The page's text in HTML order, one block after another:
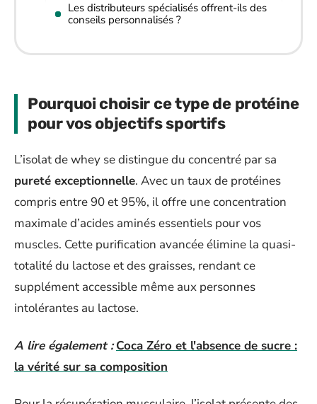
Les distributeurs spécialisés offrent-ils des
conseils personnalisés ?
Pourquoi choisir ce type de protéine
pour vos objectifs sportifs
L’isolat de whey se distingue du concentré par sa
pureté exceptionnelle. Avec un taux de protéines
compris entre 90 et 95%, il offre une concentration
maximale d’acides aminés essentiels pour vos
muscles. Cette purification avancée élimine la quasi-
totalité du lactose et des graisses, rendant ce
supplément accessible même aux personnes
intolérantes au lactose.
A lire également : Coca Zéro et l'absence de sucre :
la vérité sur sa composition